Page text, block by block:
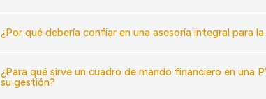
¿Por qué debería confiar en una asesoría integral para
¿Para qué sirve un cuadro de mando financiero en una
su gestión?